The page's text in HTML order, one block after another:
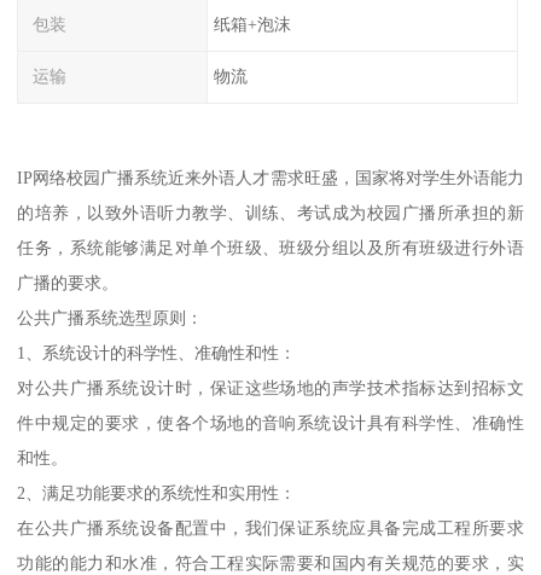
包装 纸箱+泡沫
运输 物流
IP网络校园广播系统近来外语人才需求旺盛，国家将对学生外语能力
的培养，以致外语听力教学、训练、考试成为校园广播所承担的新
任务，系统能够满足对单个班级、班级分组以及所有班级进行外语
广播的要求。
公共广播系统选型原则：
1、系统设计的科学性、准确性和性：
对公共广播系统设计时，保证这些场地的声学技术指标达到招标文
件中规定的要求，使各个场地的音响系统设计具有科学性、准确性
和性。
2、满足功能要求的系统性和实用性：
在公共广播系统设备配置中，我们保证系统应具备完成工程所要求
功能的能力和水准，符合工程实际需要和国内有关规范的要求，实